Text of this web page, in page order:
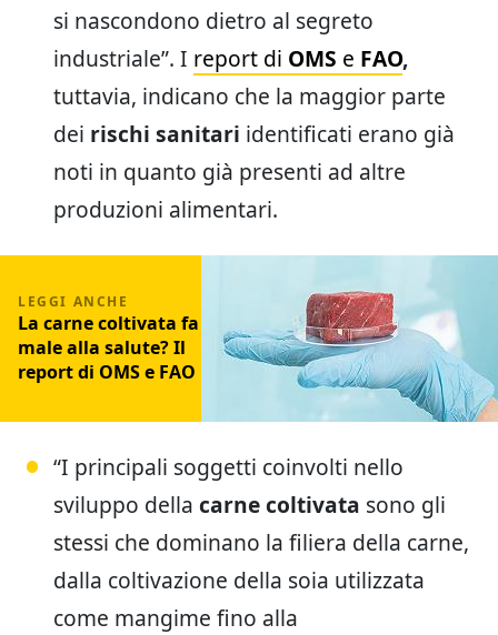
si nascondono dietro al segreto
industriale”. I report di OMS e FAO,
tuttavia, indicano che la maggior parte
dei rischi sanitari identificati erano già
noti in quanto già presenti ad altre
produzioni alimentari.
La carne coltivata fa
male alla salute? Il
report di OMS e FAO
“I principali soggetti coinvolti nello
sviluppo della carne coltivata sono gli
stessi che dominano la filiera della carne,
dalla coltivazione della soia utilizzata
come mangime fino alla